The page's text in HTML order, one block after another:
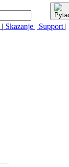
| Skazanje | Support |